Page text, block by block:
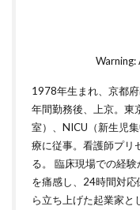
1978年生まれ、京都
年間勤務後、上京。東
室）、NICU（新生児
療に従事。看護師プリ
る。 臨床現場での経
を痛感し、24時間対
ら立ち上げた起業家と